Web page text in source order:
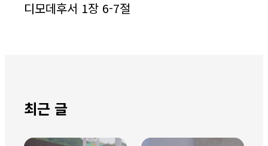
디모데후서 1장 6-7절
최근 글